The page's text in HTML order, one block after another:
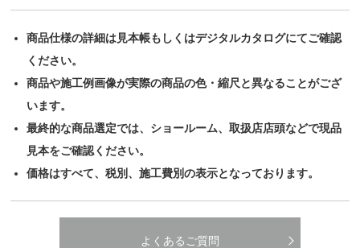
商品仕様の詳細は見本帳もしくはデジタルカタログにてご確認
ください。
商品や施工例画像が実際の商品の色・縮尺と異なることがござ
います。
最終的な商品選定では、ショールーム、取扱店店頭などで現品
見本をご確認ください。
価格はすべて、税別、施工費別の表示となっております。
よくあるご質問